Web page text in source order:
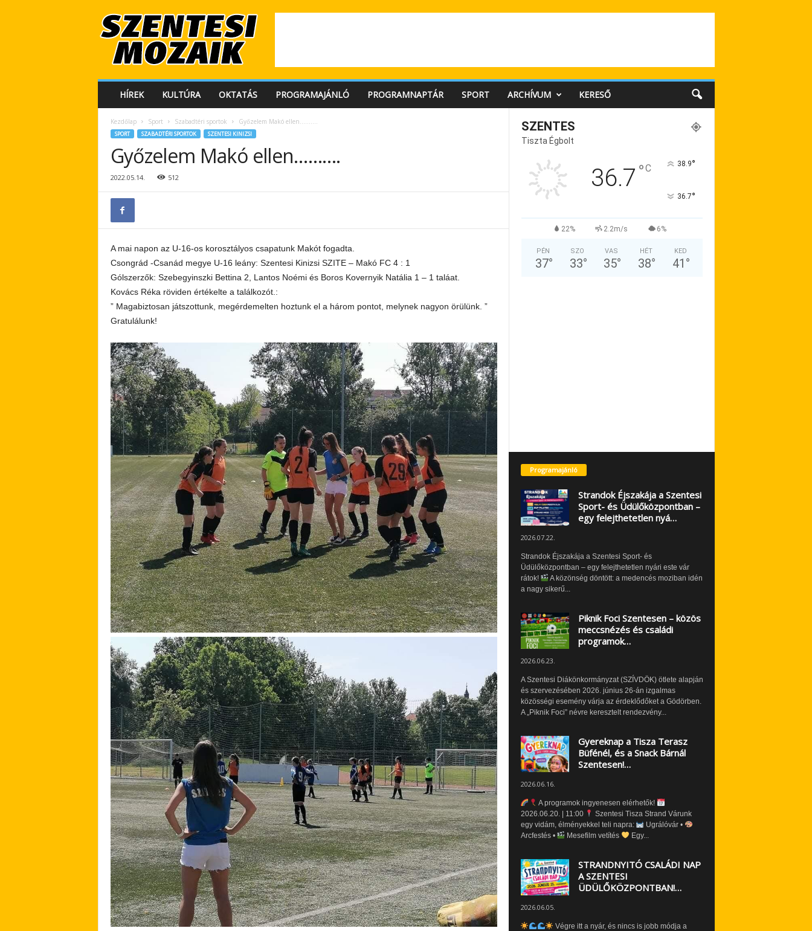
e
HÍREK KULTÚRA OKTATÁS PROGRAMAJÁNLÓ PROGRAMNAPTÁR SPORT ARCHÍVUM KERESŐ
Kezdőlap Sport Szabadtéri sportok Győzelem Makó ellen……….
SPORT SZABADTÉRI SPORTOK SZENTESI KINIZSI
Győzelem Makó ellen……….
2022.05.14. 512
A mai napon az U-16-os korosztályos csapatunk Makót fogadta.
Csongrád -Csanád megye U-16 leány: Szentesi Kinizsi SZITE – Makó FC 4 : 1
Gólszerzők: Szebegyinszki Bettina 2, Lantos Noémi és Boros Kovernyik Natália 1 – 1 taláat.
Kovács Réka röviden értékelte a találkozót.:
” Magabiztosan játszottunk, megérdemelten hoztunk el a három pontot, melynek nagyon örülünk. ”
Gratulálunk!
SZENTES
Tiszta Égbolt
36.7 °C 38.9°
36.7°
22% 2.2m/s 6%
PÉN
37°
SZO
33°
VAS
35°
HÉT
38°
KED
41 °
Programajánló
Strandok Éjszakája a Szentesi
Sport- és Üdülőközpontban –
egy felejthetetlen nyá…
2026.07.22.
Strandok Éjszakája a Szentesi Sport- és
Üdülőközpontban – egy felejthetetlen nyári este vár
rátok!
A közönség döntött: a medencés moziban idén
a nagy sikerű...
Piknik Foci Szentesen – közös
meccsnézés és családi
programok…
2026.06.23.
A Szentesi Diákönkormányzat (SZÍVDÖK) ötlete alapján
és szervezésében 2026. június 26-án izgalmas
közösségi esemény várja az érdeklődőket a Gödörben.
A „Piknik Foci” névre keresztelt rendezvény...
Gyereknap a Tisza Terasz
Büfénél, és a Snack Bárnál
Szentesen!…
2026.06.16.
A programok ingyenesen elérhetők!
2026.06.20. | 11:00
Szentesi Tisza Strand Várunk
egy vidám, élményekkel teli napra:
Ugrálóvár •
Arcfestés •
Mesefilm vetítés Egy...
STRANDNYITÓ CSALÁDI NAP
A SZENTESI
ÜDÜLŐKÖZPONTBAN!…
2026.06.05.
Végre itt a nyár, és nincs is jobb módja a